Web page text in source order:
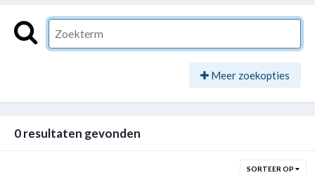
Meer zoekopties
0 resultaten gevonden
SORTEER OP